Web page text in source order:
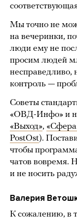
Мы точно не
на вечеринки,
люди ему не
просим людей
несправедливо,
контроль —
Советы
«ОВД-Инфо» и
«Выход»,
PostOst).
чтобы
чатов вовремя.
и не носить
Валерия
К сожалению, в